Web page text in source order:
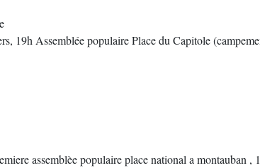
19h Assemblée populaire Place du Capitole
assemblèe populaire place national a montauban ,